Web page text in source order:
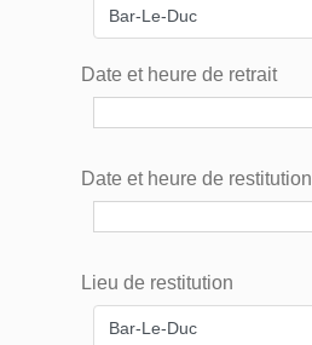
Date et heure de retrait
Date et heure de restitution
Lieu de restitution